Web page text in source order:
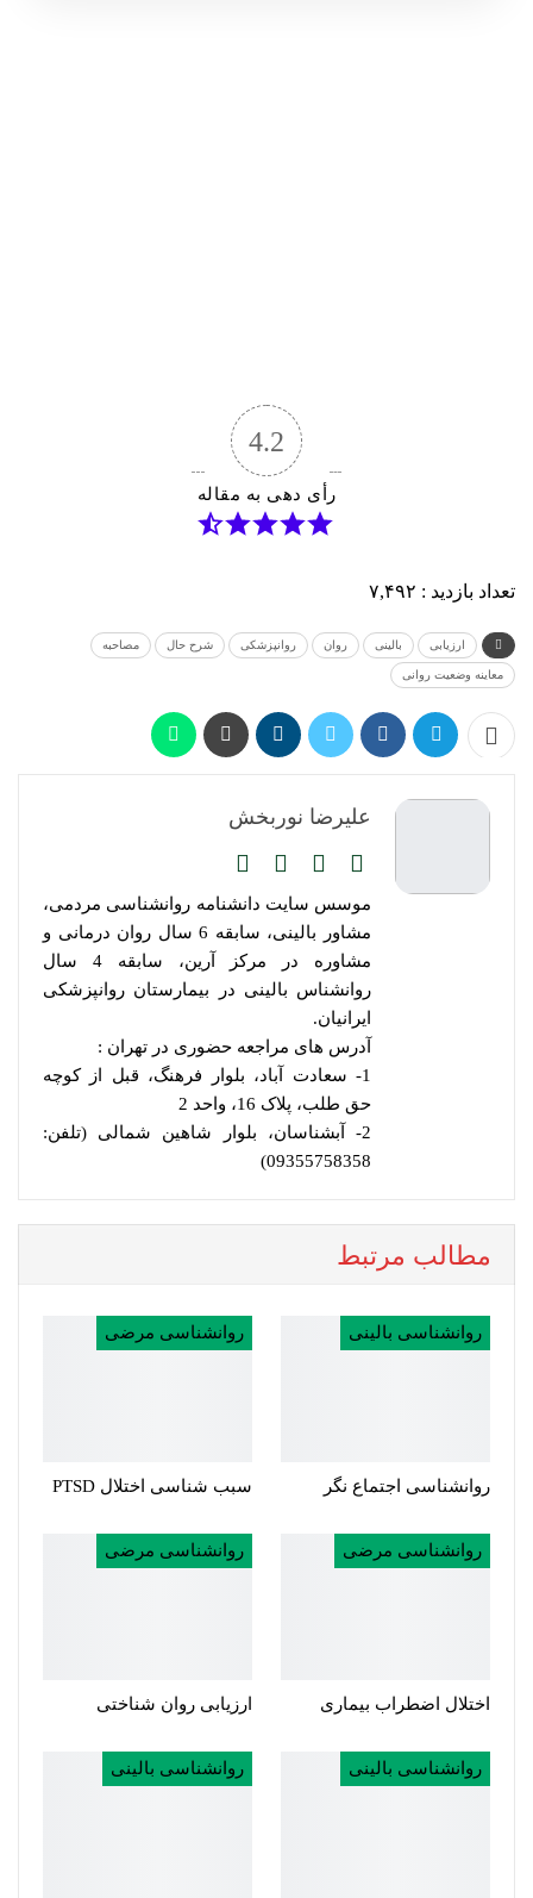
4.2
رأی دهی به مقاله
تعداد بازدید : ۷,۴۹۲
ارزیابی بالینی روان روانپزشکی شرح حال مصاحبه
معاینه وضعیت روانی
علیرضا نوربخش
موسس سایت دانشنامه روانشناسی مردمی،
مشاور بالینی، سابقه 6 سال روان درمانی و
مشاوره در مرکز آرین، سابقه 4 سال
روانشناس بالینی در بیمارستان روانپزشکی
ایرانیان.
آدرس های مراجعه حضوری در تهران :
1- سعادت آباد، بلوار فرهنگ، قبل از کوچه
حق طلب، پلاک 16، واحد 2
2- آبشناسان، بلوار شاهین شمالی (تلفن:
09355758358)
مطالب مرتبط
روانشناسی بالینی
روانشناسی اجتماع نگر
روانشناسی مرضی
سبب شناسی اختلال PTSD
روانشناسی مرضی
اختلال اضطراب بیماری
روانشناسی مرضی
ارزیابی روان شناختی
روانشناسی بالینی روانشناسی بالینی